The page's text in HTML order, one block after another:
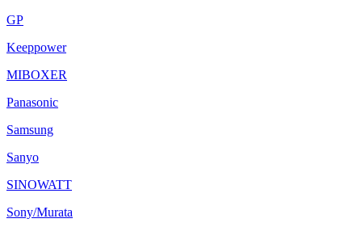
GP
Keeppower
MIBOXER
Panasonic
Samsung
Sanyo
SINOWATT
Sony/Murata